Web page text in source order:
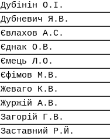
Дубінін О.І.
Дубневич Я.В.
Євлахов А.С.
Єднак О.В.
Ємець Л.О.
Єфімов М.В.
Жеваго К.В.
Журжій А.В.
Загорій Г.В.
Заставний Р.Й.